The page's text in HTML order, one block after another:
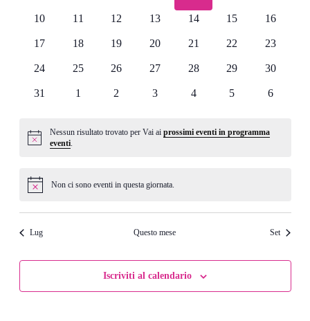
eventi
eventi
010
011
012
013
014
015
016
017
018
019
0
20
0
21
0
22
0
23
0
24
0
25
0
26
0
27
0
28
0
29
0
30
0
31
01
0
2
0
3
0
4
0
5
0
6
Notice
Nessun risultato trovato per Vai aiprossimi eventi in programma
eventi.
Notice Non ci sono eventi in questa giornata.
Lug Questo mese Set
Iscriviti al calendario